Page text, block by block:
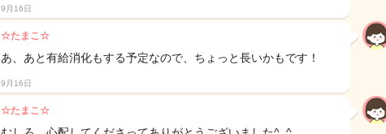
9月16日
☆たまこ☆
あ、あと有給消化もする予定なので、ちょっと長いかもです！
9月16日
☆たまこ☆